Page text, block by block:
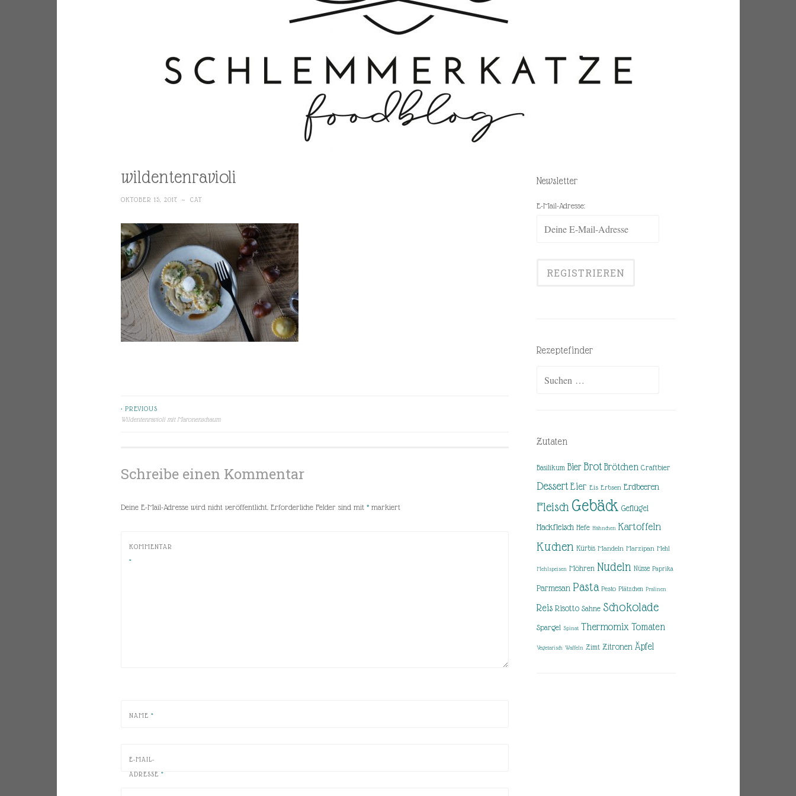
wildentenravioli
OKTOBER 15, 2017 ~ CAT
Beitragsnavigation
< PREVIOUS
Wildentenravioli mit Maronenschaum
Schreibe einen Kommentar
Deine E-Mail-Adresse wird nicht veröffentlicht. Erforderliche Felder sind mit *markiert
KOMMENTAR
*
NAME *
E-MAIL-
ADRESSE *
Newsletter
E-Mail-Adresse:
Rezeptefinder
Zutaten
Basilikum Bier Brot Brötchen Craftbier
Dessert Eier Eis Erbsen Erdbeeren
Fleisch Gebäck Geflügel
Hackfleisch Hefe Hähnchen Kartoffeln
Kuchen Kürbis Mandeln Marzipan Mehl
Mehlspeisen Möhren Nudeln Nüsse Paprika
Parmesan Pasta Pesto Plätzchen Pralinen
Reis Risotto Sahne Schokolade
Spargel Spinat Thermomix Tomaten
Vegetarisch Waffeln Zimt Zitronen Äpfel